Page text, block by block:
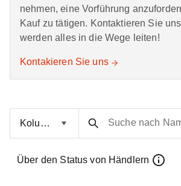
nehmen, eine Vorführung
Kauf zu tätigen. Kontaktieren Sie
werden alles in die Wege leiten!
Kontakieren Sie uns
Suche nach
Über den Status von Händlern